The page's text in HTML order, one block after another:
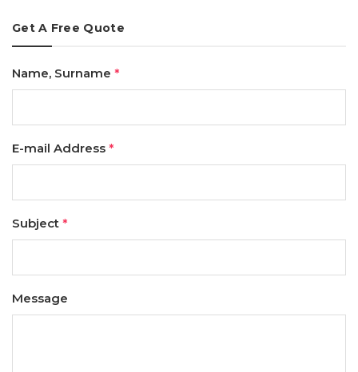
Get A Free Quote
Name, Surname *
E-mail Address *
Subject *
Message